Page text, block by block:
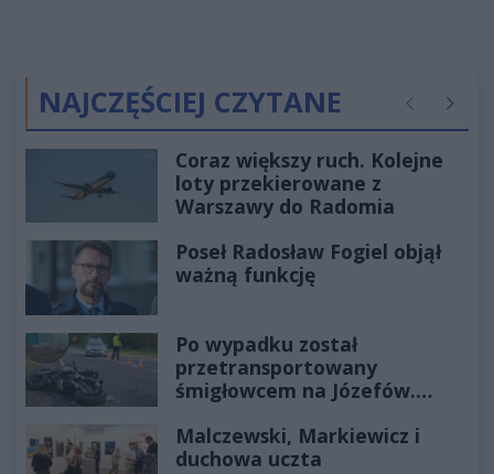
NAJCZĘŚCIEJ CZYTANE Poprzednie
Coraz większy ruch. Kolejne
loty przekierowane z
Warszawy do Radomia
Poseł Radosław Fogiel objął
ważną funkcję
Po wypadku został
przetransportowany
śmigłowcem na Józefów.
Malczewski, Markiewicz i
duchowa uczta